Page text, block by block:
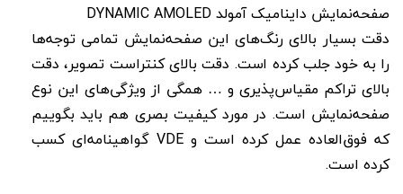
صفحه‌نمایش داینامیک آمولد DYNAMIC AMOLED
دقت بسیار بالای رنگ‌های این صفحه‌نمایش تمامی توجه‌ها
را به خود جلب کرده است. دقت بالای کنتراست تصویر، دقت
بالای تراکم مقیاس‌پذیری و … همگی از ویژگی‌های این نوع
صفحه‌نمایش است. در مورد کیفیت بصری هم باید بگوییم
که فوق‌العاده عمل کرده است و VDE گواهینامه‌ای کسب
کرده است.